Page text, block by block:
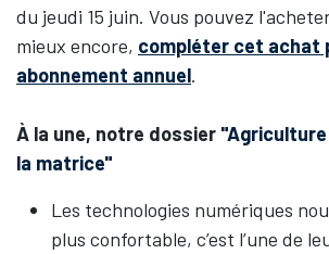
du jeudi 15 juin. Vous pouvez
mieux encore, compléter cet achat
abonnement annuel.
À la une, notre dossier
la matrice"
Les technologies numériques
plus confortable, c’est l’une de